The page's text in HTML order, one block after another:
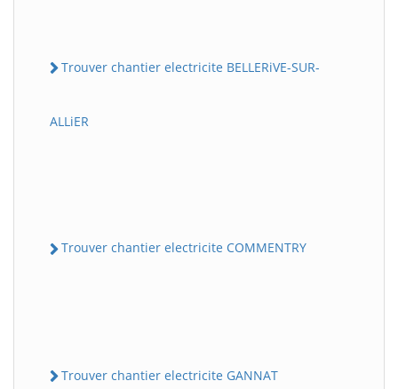
Trouver chantier electricite BELLERiVE-SUR-
ALLiER
Trouver chantier electricite COMMENTRY
Trouver chantier electricite GANNAT